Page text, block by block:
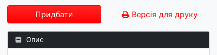
Придбати Версія для друку
Опис